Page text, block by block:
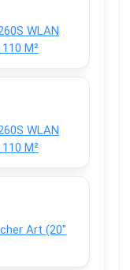
WLAN
M²
WLAN
M²
Art (20″